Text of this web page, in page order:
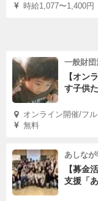
時給1,077〜1,400円
一般財
【オン
す子供
オンライン開催/フ
無料
あしな
【募金
支援「